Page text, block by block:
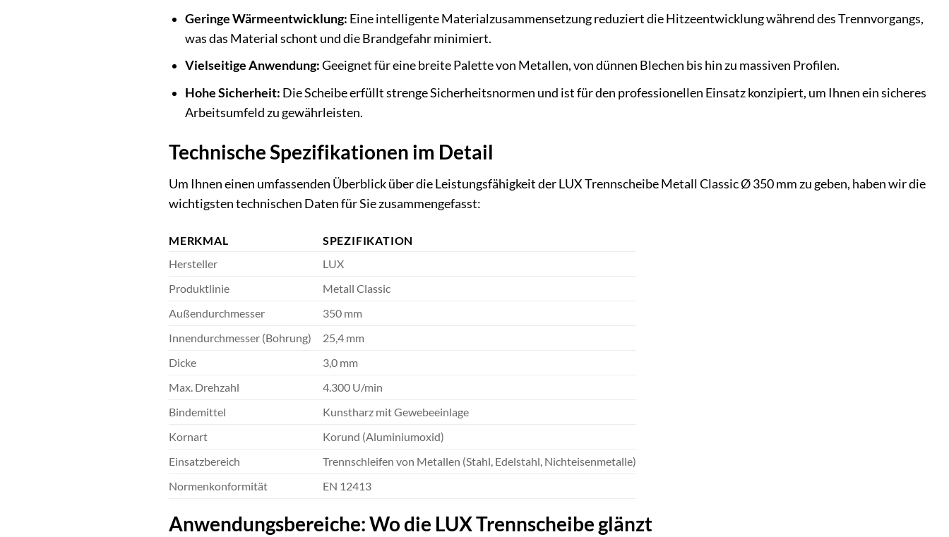
Geringe Wärmeentwicklung: Eine intelligente Materialzusammensetzung reduziert die Hitzeentwicklung während des Trennvorgangs,
was das Material schont und die Brandgefahr minimiert.
Vielseitige Anwendung:Geeignet für eine breite Palette von Metallen, von dünnen Blechen bis hin zu massiven Profilen.
Hohe Sicherheit: Die Scheibe erfüllt strenge Sicherheitsnormen und ist für den professionellen Einsatz konzipiert, um Ihnen ein sicheres
Arbeitsumfeld zu gewährleisten.
Technische Spezifikationen im Detail
Um Ihnen einen umfassenden Überblick über die Leistungsfähigkeit der LUX Trennscheibe Metall Classic Ø 350 mm zu geben, haben wir die
wichtigsten technischen Daten für Sie zusammengefasst:
MERKMAL
SPEZIFIKATION
Hersteller
LUX
Produktlinie
Metall Classic
Außendurchmesser
350 mm
Innendurchmesser (Bohrung)
25,4 mm
Dicke
3,0 mm
Max. Drehzahl
4.300 U/min
Bindemittel
Kunstharz mit Gewebeeinlage
Kornart
Korund (Aluminiumoxid)
Einsatzbereich
Trennschleifen von Metallen (Stahl, Edelstahl, Nichteisenmetalle)
Normenkonformität
EN 12413
Anwendungsbereiche: Wo die LUX Trennscheibe glänzt